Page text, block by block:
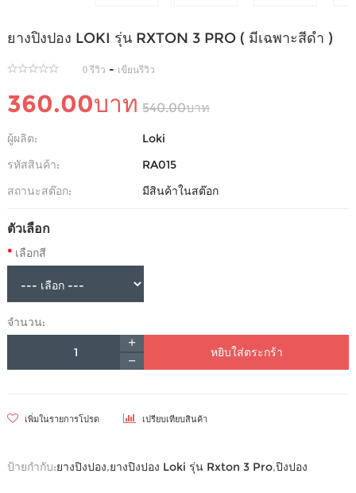
ยางปิงปอง LOKI รุ่น RXTON 3 PRO ( มีเฉพาะสีดำ )
0 รีวิว - เขียนรีวิว
360.00บาท 540.00บาท
ผู้ผลิต:
Loki
รหัสสินค้า:
RA015
สถานะสต๊อก:
มีสินค้าในสต๊อก
ตัวเลือก
เลือกสี
จำนวน:
หยิบใส่ตระกร้า
เพิ่มในรายการโปรด เปรียบเทียบสินค้า
ป้ายกำกับ:ยางปิงปอง,ยางปิงปอง Loki รุ่น Rxton 3 Pro,ปิงปอง